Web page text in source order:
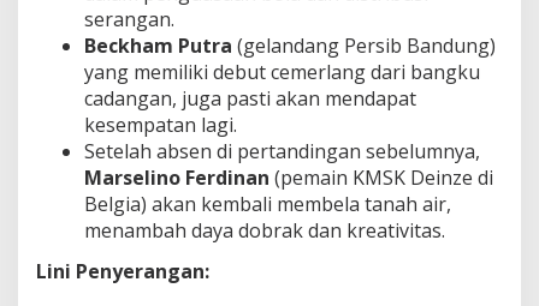
serangan.
Beckham Putra (gelandang Persib Bandung)
yang memiliki debut cemerlang dari bangku
cadangan, juga pasti akan mendapat
kesempatan lagi.
Setelah absen di pertandingan sebelumnya,
Marselino Ferdinan (pemain KMSK Deinze di
Belgia) akan kembali membela tanah air,
menambah daya dobrak dan kreativitas.
Lini Penyerangan: